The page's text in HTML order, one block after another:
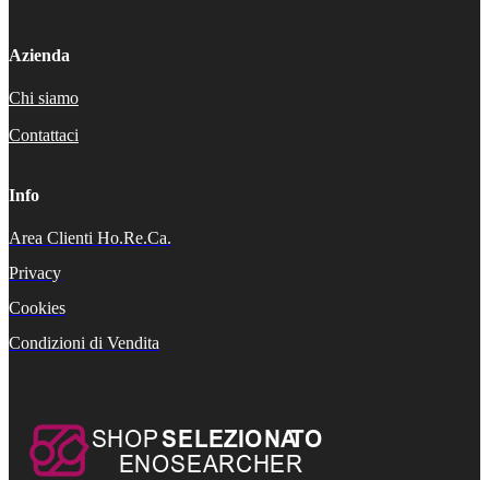
Azienda
Chi siamo
Contattaci
Info
Area Clienti Ho.Re.Ca.
Privacy
Cookies
Condizioni di Vendita